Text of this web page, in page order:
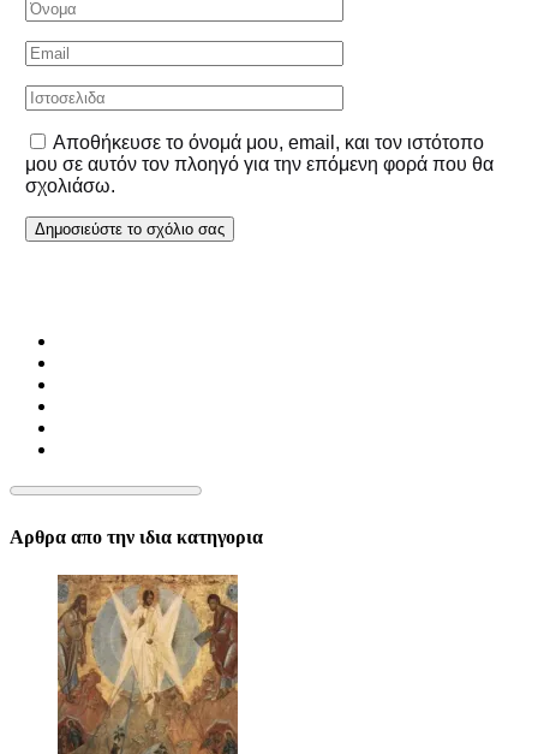
Αποθήκευσε το όνομά μου, email, και τον ιστότοπο
μου σε αυτόν τον πλοηγό για την επόμενη φορά που θα
σχολιάσω.
Αρθρα απο την ιδια κατηγορια